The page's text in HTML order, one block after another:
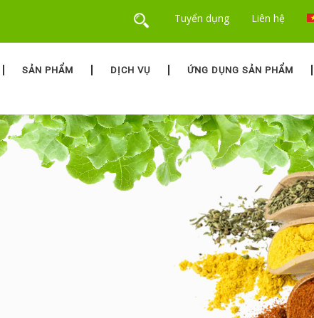
Tuyển dụng Liên hệ
SẢN PHẨM DỊCH VỤ ỨNG DỤNG SẢN PHẨM